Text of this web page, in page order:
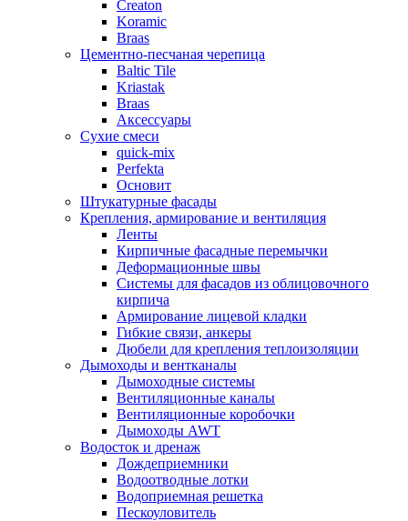
Creaton
Koramic
Braas
Цементно-песчаная черепица
Baltic Tile
Kriastak
Braas
Аксессуары
Сухие смеси
quick-mix
Perfekta
Основит
Штукатурные фасады
Крепления, армирование и вентиляция
Ленты
Кирпичные фасадные перемычки
Деформационные швы
Системы для фасадов из облицовочного
кирпича
Армирование лицевой кладки
Гибкие связи, анкеры
Дюбели для крепления теплоизоляции
Дымоходы и вентканалы
Дымоходные системы
Вентиляционные каналы
Вентиляционные коробочки
Дымоходы AWT
Водосток и дренаж
Дождеприемники
Водоотводные лотки
Водоприемная решетка
Пескоуловитель